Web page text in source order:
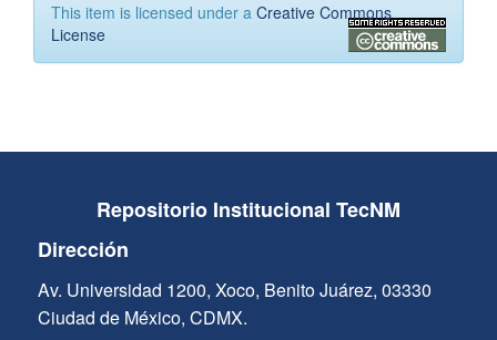
This item is licensed under a Creative Commons
License
Repositorio Institucional TecNM
Dirección
Av. Universidad 1200, Xoco, Benito Juárez, 03330
Ciudad de México, CDMX.